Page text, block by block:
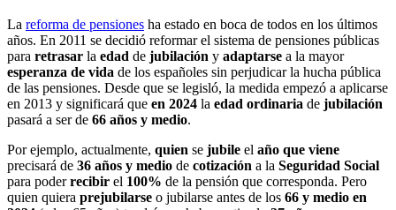
La reforma de pensiones ha estado en boca de todos en los últimos
años. En 2011 se decidió reformar el sistema de pensiones públicas
para retrasar la edad de jubilación y adaptarse a la mayor
esperanza de vida de los españoles sin perjudicar la hucha pública
de las pensiones. Desde que se legisló, la medida empezó a aplicarse
en 2013 y significará que en 2024 la edad ordinaria de jubilación
pasará a ser de 66 años y medio.
Por ejemplo, actualmente, quien se jubile el año que viene
precisará de 36 años y medio de cotización a la Seguridad Social
para poderrecibir el 100% de la pensión que corresponda. Pero
quien quiera prejubilarse o jubilarse antes de los 66 y medio en